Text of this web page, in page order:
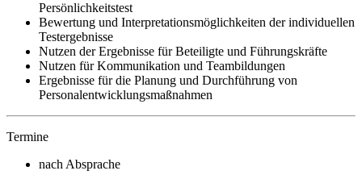
Persönlichkeitstest
Bewertung und Interpretationsmöglichkeiten der individuellen
Testergebnisse
Nutzen der Ergebnisse für Beteiligte und Führungskräfte
Nutzen für Kommunikation und Teambildungen
Ergebnisse für die Planung und Durchführung von
Personalentwicklungsmaßnahmen
Termine
nach Absprache